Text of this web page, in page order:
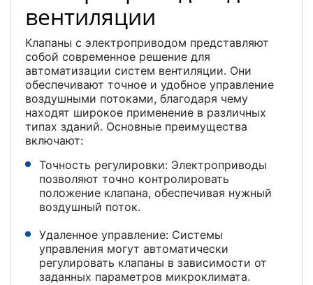
вентиляции
Клапаны с электроприводом представляют
собой современное решение для
автоматизации систем вентиляции. Они
обеспечивают точное и удобное управление
воздушными потоками, благодаря чему
находят широкое применение в различных
типах зданий. Основные преимущества
включают:
Точность регулировки: Электроприводы
позволяют точно контролировать
положение клапана, обеспечивая нужный
воздушный поток.
Удаленное управление: Системы
управления могут автоматически
регулировать клапаны в зависимости от
заданных параметров микроклимата.